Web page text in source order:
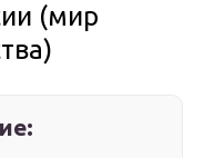
(мир